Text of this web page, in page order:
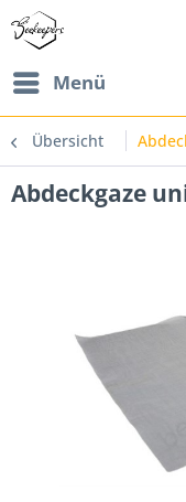
Menü
Übersicht
Abdeckgaze